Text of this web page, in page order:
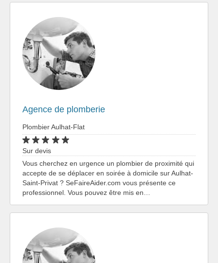
Agence de plomberie
Plombier Aulhat-Flat
Sur devis
Vous cherchez en urgence un plombier de proximité qui
accepte de se déplacer en soirée à domicile sur Aulhat-
Saint-Privat ? SeFaireAider.com vous présente ce
professionnel. Vous pouvez être mis en…